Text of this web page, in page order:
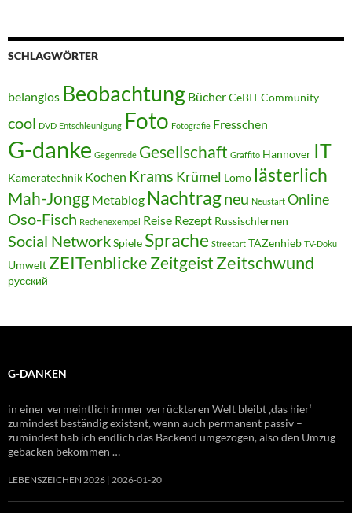
SCHLAGWÖRTER
belanglos Beobachtung BücherCeBITCommunity
cool DVD Entschleunigung Foto Fotografie Fresschen
G-danke Gegenrede Gesellschaft Graffito Hannover IT
Kameratechnik Kochen Krams Krümel Lomo lästerlich
Mah-Jongg Metablog Nachtragneu Neustart Online
Oso-Fisch Rechenexempel Reise Rezept Russischlernen
Social NetworkSpiele Sprache Streetart TAZenhieb TV-Doku
Umwelt ZEITenblickeZeitgeistZeitschwund
русский
G-DANKEN
in einer vermeintlich immer verrückteren Welt bleibt ‚das hier‘
zumindest beständig existent, wenn auch permanent passiv –
zumindest hab ich endlich das Backend umgezogen, also den Umzug
gebacken bekommen …
LEBENSZEICHEN 2026 2026-01-20